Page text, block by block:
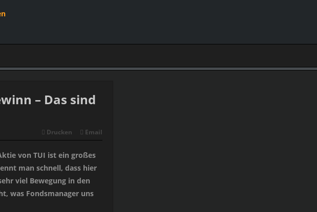
– Das sind
Drucken Email
von TUI ist ein großes
man schnell, dass hier
viel Bewegung in den
was Fondsmanager uns